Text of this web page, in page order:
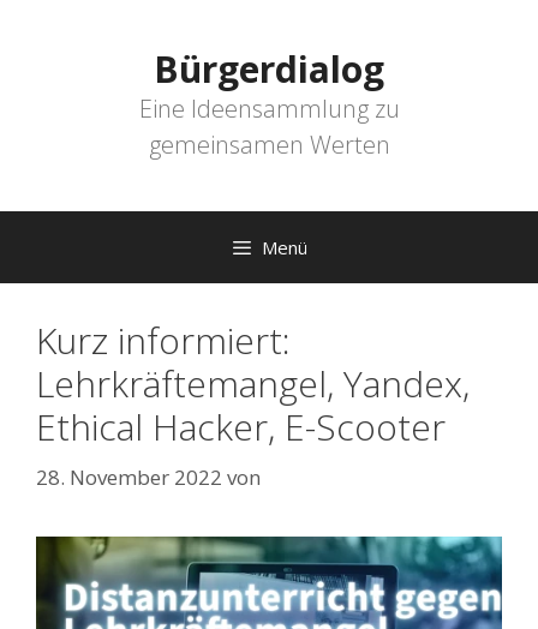
Bürgerdialog
Eine Ideensammlung zu
gemeinsamen Werten
Menü
Kurz informiert:
Lehrkräftemangel, Yandex,
Ethical Hacker, E-Scooter
28. November 2022 von